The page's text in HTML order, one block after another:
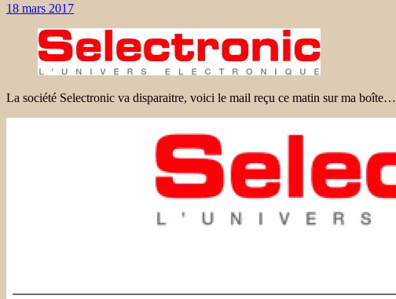
18 mars 2017
La société Selectronic va disparaitre, voici le mail reçu ce matin sur ma boîte…